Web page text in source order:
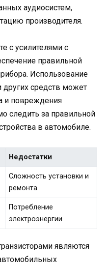
аудиосистем,
производителя.
с усилителями с
правильной
Использование
других средств может
и повреждения
следить за правильной
в автомобиле.
Недостатки
Сложность установки и
ремонта
Потребление
электроэнергии
являются